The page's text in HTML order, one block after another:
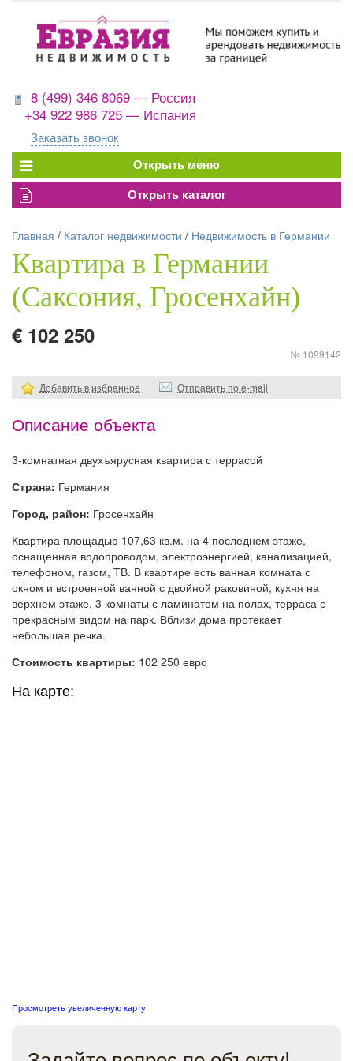
8 (499) 346 8069 — Россия
+34 922 986 725 — Испания
Заказать звонок
Главная / Каталог недвижимости / Недвижимость в Германии
Квартира в Германии
(Саксония, Гросенхайн)
€ 102 250
№ 1099142
Добавить в избранное Отправить по e-mail
Описание объекта
3-комнатная двухъярусная квартира с террасой
Страна: Германия
Город, район: Гросенхайн
Квартира площадью 107,63 кв.м. на 4 последнем этаже,
оснащенная водопроводом, электроэнергией, канализацией,
телефоном, газом, ТВ. В квартире есть ванная комната с
окном и встроенной ванной с двойной раковиной, кухня на
верхнем этаже, 3 комнаты с ламинатом на полах, терраса с
прекрасным видом на парк. Вблизи дома протекает
небольшая речка.
Стоимость квартиры: 102 250 евро
На карте:
Просмотреть увеличенную карту